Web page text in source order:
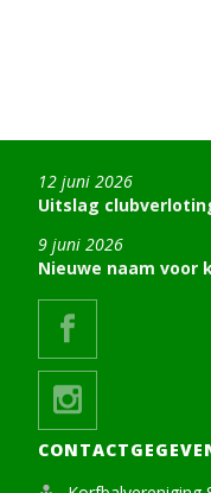
Uitslag
12 juni 2026
Nieuwe naam voor
9 juni 2026